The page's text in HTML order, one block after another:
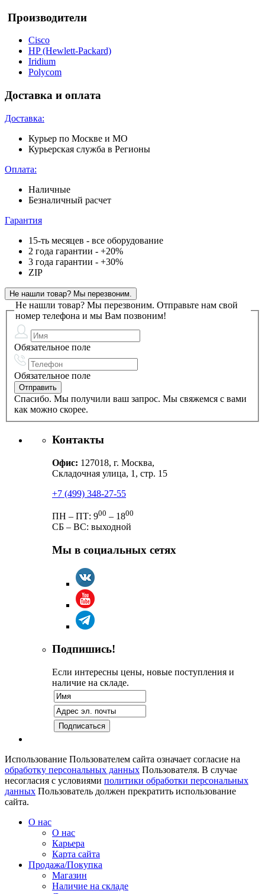
Производители
Cisco
HP (Hewlett-Packard)
Iridium
Polycom
Доставка и оплата
Доставка:
Курьер по Москве и МО
Курьерская служба в Регионы
Оплата:
Наличные
Безналичный расчет
Гарантия
15-ть месяцев - все оборудование
2 года гарантии - +20%
3 года гарантии - +30%
ZIP
Не нашли товар? Мы перезвоним.
Не нашли товар? Мы перезвоним. Отправьте нам свой
номер телефона и мы Вам позвоним!
Обязательное поле
Обязательное поле
Спасибо. Мы получили ваш запрос. Мы свяжемся с вами
как можно скорее.
Контакты
Офис: 127018, г. Москва,
Складочная улица, 1, стр. 15
+7 (499) 348-27-55
ПН – ПТ: 900 – 1800
СБ – ВС: выходной
Мы в социальных сетях
Подпишись!
Если интересны цены, новые поступления и
наличие на складе.
Использование Пользователем сайта означает согласие на
обработку персональных данных Пользователя. В случае
несогласия с условиями политики обработки персональных
данных Пользователь должен прекратить использование
сайта.
О нас
О нас
Карьера
Карта сайта
Продажа/Покупка
Магазин
Наличие на складе